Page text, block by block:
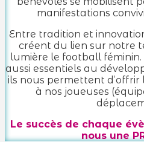
manifestations
Entre tradition et
créent du lien sur notre
lumière le football
aussi essentiels au
ils nous permettent d’offrir
à nos joueuses
Le succès de chaque
nous une